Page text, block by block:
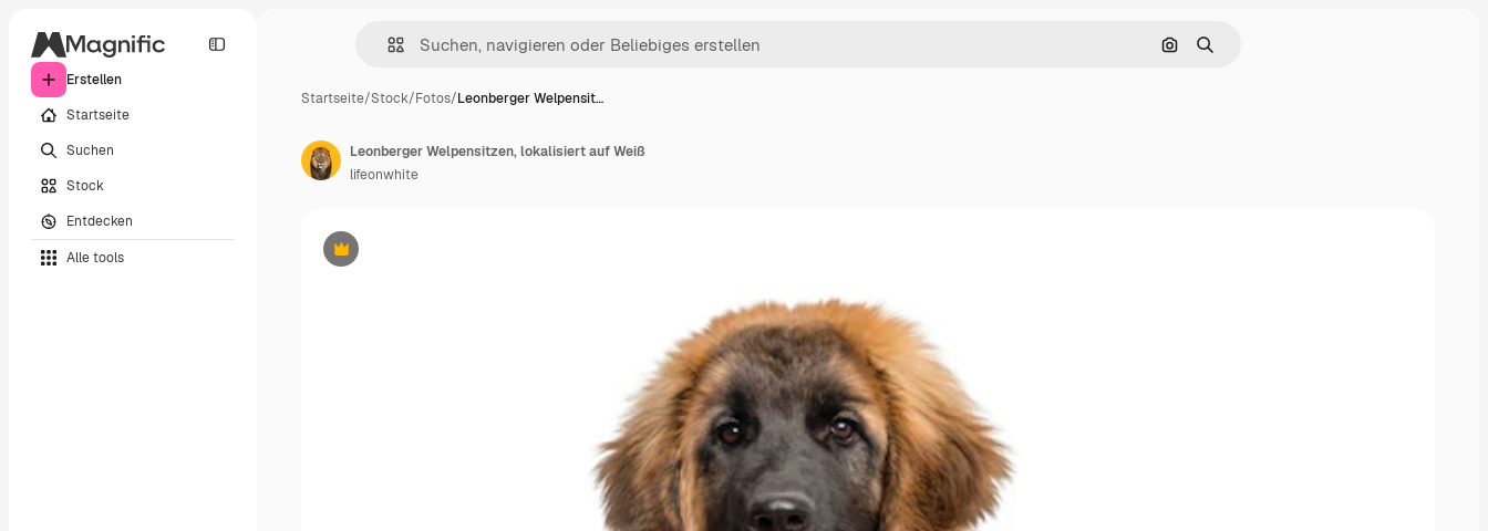
Erstellen
Startseite
Suchen
Stock
Entdecken
Alle tools
Nach Bild suchen
Suchen
Startseite/Stock/Fotos/Leonberger Welpensit…
Premium
Leonberger Welpensitzen, lokalisiert auf Weiß
lifeonwhite